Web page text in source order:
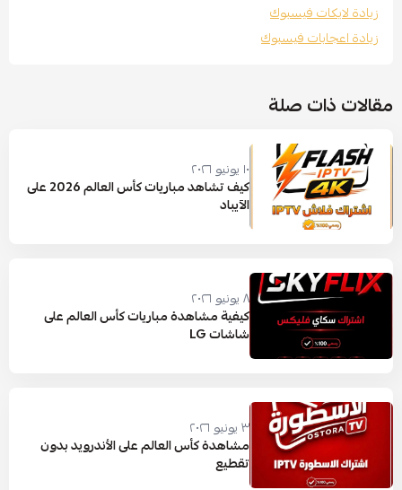
زيادة لايكات فيسبوك
زيادة اعجابات فيسبوك
مقالات ذات صلة
١٠ يونيو ٢٠٢٦
كيف تشاهد مباريات كأس العالم 2026 على
الآيباد
٨ يونيو ٢٠٢٦
كيفية مشاهدة مباريات كأس العالم على
شاشات LG
٣ يونيو ٢٠٢٦
مشاهدة كأس العالم على الأندرويد بدون
تقطيع